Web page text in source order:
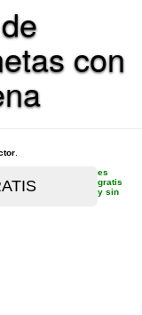
con
es
gratis
y sin